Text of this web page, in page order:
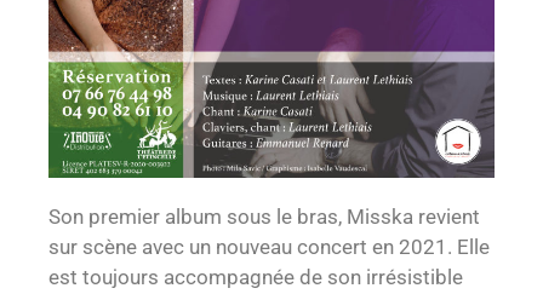
Son premier album sous le bras, Misska revient
sur scène avec un nouveau concert en 2021. Elle
est toujours accompagnée de son irrésistible